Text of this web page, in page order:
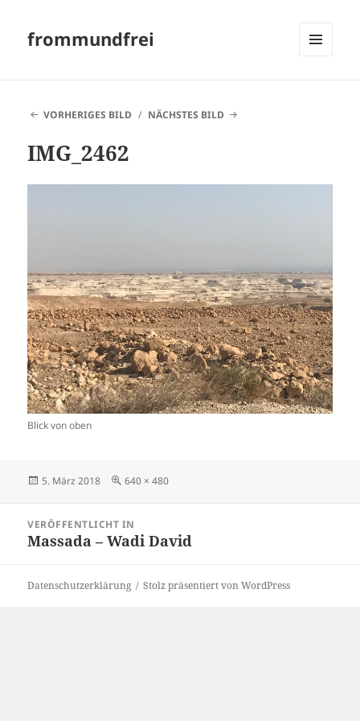
frommundfrei
VORHERIGES BILD
NÄCHSTES BILD
IMG_2462
Blick von oben
Veröffentlicht
5. März 2018 Originalgröße
640 × 480
VERÖFFENTLICHT IN
Massada – Wadi David
Datenschutzerklärung Stolz präsentiert von WordPress